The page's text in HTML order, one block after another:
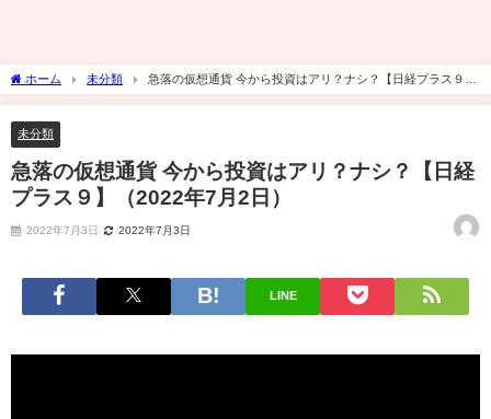
ホーム 未分類
急落の仮想通貨 今から投資はアリ？ナシ？【日経プラス９】
（2022年7月2日）
未分類
急落の仮想通貨 今から投資はアリ？ナシ？【日経
プラス９】（2022年7月2日）
2022年7月3日 2022年7月3日
LINE